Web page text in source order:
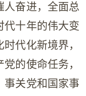
人奋进，全面总
代十年的伟大变
代化新境界，
的使命任务，
事关党和国家事